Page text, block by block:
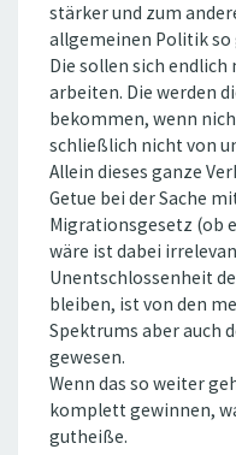
stärker und zum
allgemeinen Politik so
Die sollen sich
arbeiten. Die werden
bekommen, wenn
schließlich nicht von
Allein dieses ganze
Getue bei der Sache
Migrationsgesetz (ob
wäre ist dabei
Unentschlossenheit
bleiben, ist von den
Spektrums aber auch
gewesen.
Wenn das so weiter
komplett gewinnen,
gutheiße.